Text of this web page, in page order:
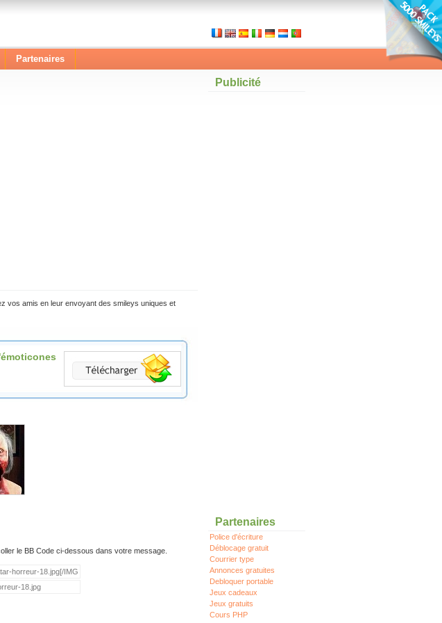
Partenaires
vos amis en leur envoyant des smileys uniques et
le BB Code ci-dessous dans votre message.
Publicité
Partenaires
Police d'écriture
Déblocage gratuit
Courrier type
Annonces gratuites
Debloquer portable
Jeux cadeaux
Jeux gratuits
Cours PHP